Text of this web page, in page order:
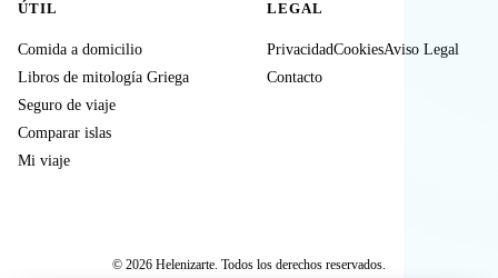
ÚTIL
Comida a domicilio
Libros de mitología Griega
Seguro de viaje
Comparar islas
Mi viaje
LEGAL
PrivacidadCookiesAviso Legal
Contacto
© 2026 Helenizarte. Todos los derechos reservados.